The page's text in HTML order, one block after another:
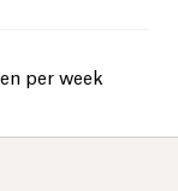
per week